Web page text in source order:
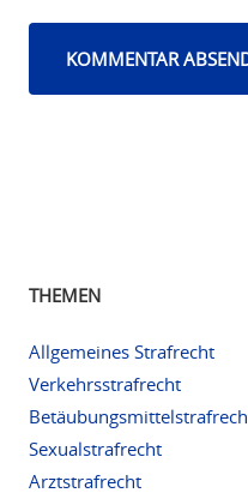
THEMEN
Allgemeines Strafrecht
Verkehrsstrafrecht
Sexualstrafrecht
Arztstrafrecht